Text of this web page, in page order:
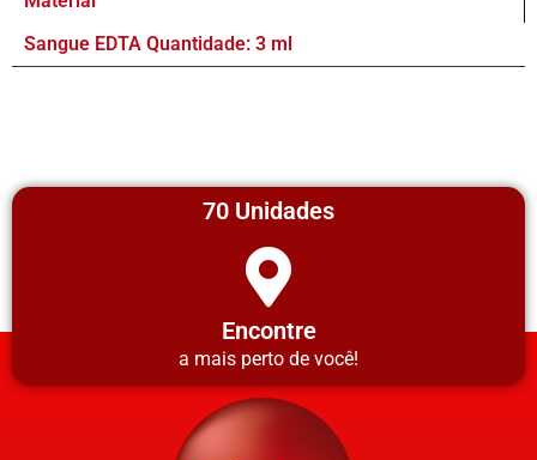
Sangue EDTA Quantidade: 3 ml
70 Unidades
Encontre
a mais perto de você!